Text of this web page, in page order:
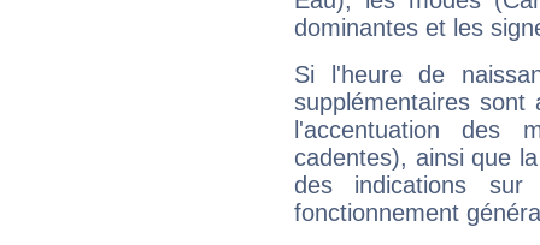
dominantes et les
Si l'heure de
supplémentaires sont
l'accentuation des
cadentes), ainsi que
des indications sur
fonctionnement